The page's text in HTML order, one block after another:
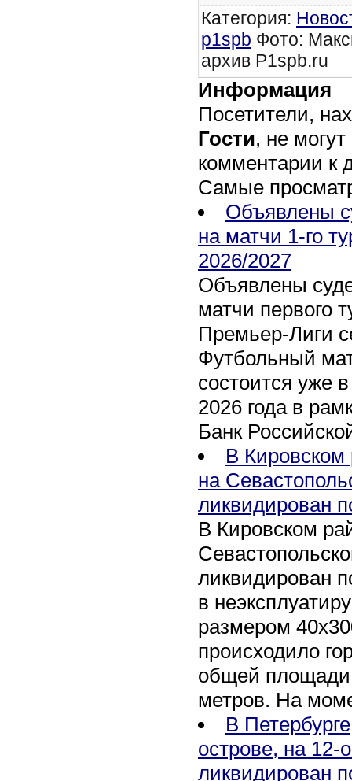
Категория:
p1spb Фото:
архив P1spb.ru
Информация
Посетители,
Гости, не
комментарии к
Самые
Объявлены
на матчи 1-го
2026/2027
Объявлены
матчи первого
Премьер-Лиги
Футбольный
состоится уже
2026 года в
Банк
В Кировском
на
ликвидирован
В Кировском
ликвидирован
в
размером
происходило
общей площади
метров. На
В
острове, на 12-
ликвидирован